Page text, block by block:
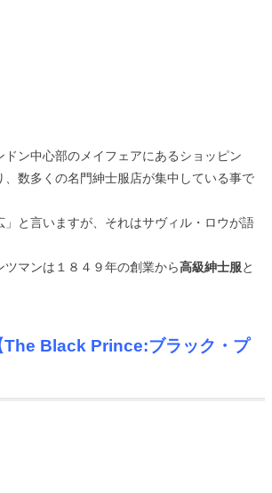
ン中心部のメイフェアにあるショッピン
、数多くの名門紳士服店が集中している事で
」と言いますが、それはサヴィル・ロウが語
ツマンは１８４９年の創業から高級紳士服と
The Black Prince:ブラック・プ